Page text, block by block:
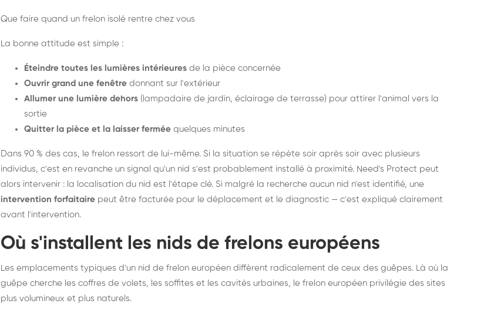
Que faire quand un frelon isolé rentre chez vous
La bonne attitude est simple :
Éteindre toutes les lumières intérieures de la pièce concernée
Ouvrir grand une fenêtre donnant sur l'extérieur
Allumer une lumière dehors (lampadaire de jardin, éclairage de terrasse) pour attirer l'animal vers la
sortie
Quitter la pièce et la laisser fermée quelques minutes
Dans 90 % des cas, le frelon ressort de lui-même. Si la situation se répète soir après soir avec plusieurs
individus, c'est en revanche un signal qu'un nid s'est probablement installé à proximité. Need's Protect peut
alors intervenir : la localisation du nid est l'étape clé. Si malgré la recherche aucun nid n'est identifié, une
intervention forfaitaire peut être facturée pour le déplacement et le diagnostic — c'est expliqué clairement
avant l'intervention.
Où s'installent les nids de frelons européens
Les emplacements typiques d'un nid de frelon européen diffèrent radicalement de ceux des guêpes. Là où la
guêpe cherche les coffres de volets, les soffites et les cavités urbaines, le frelon européen privilégie des sites
plus volumineux et plus naturels.